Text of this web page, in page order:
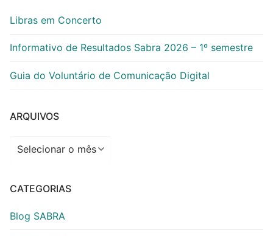
Libras em Concerto
Informativo de Resultados Sabra 2026 – 1º semestre
Guia do Voluntário de Comunicação Digital
ARQUIVOS
Arquivos
CATEGORIAS
Blog SABRA